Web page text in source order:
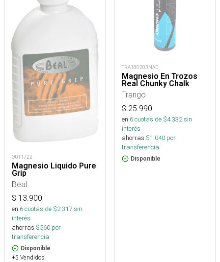
OUT1722
Magnesio Liquido Pure
Grip
Beal
$ 13.900
en 6cuotas de $2.317sin
interés
ahorras $560 por
transferencia.
Disponible
+5 Vendidos
TRA180203NAD
Magnesio En Trozos
Real Chunky Chalk
Trango
$ 25.990
en 6cuotas de $4.332sin
interés
ahorras $1.040 por
transferencia.
Disponible